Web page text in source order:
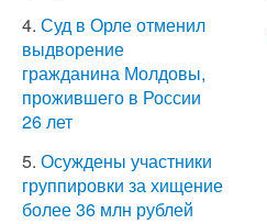
4. Суд в Орле отменил
выдворение
гражданина Молдовы,
прожившего в России
26 лет
5. Осуждены участники
группировки за хищение
более 36 млн рублей